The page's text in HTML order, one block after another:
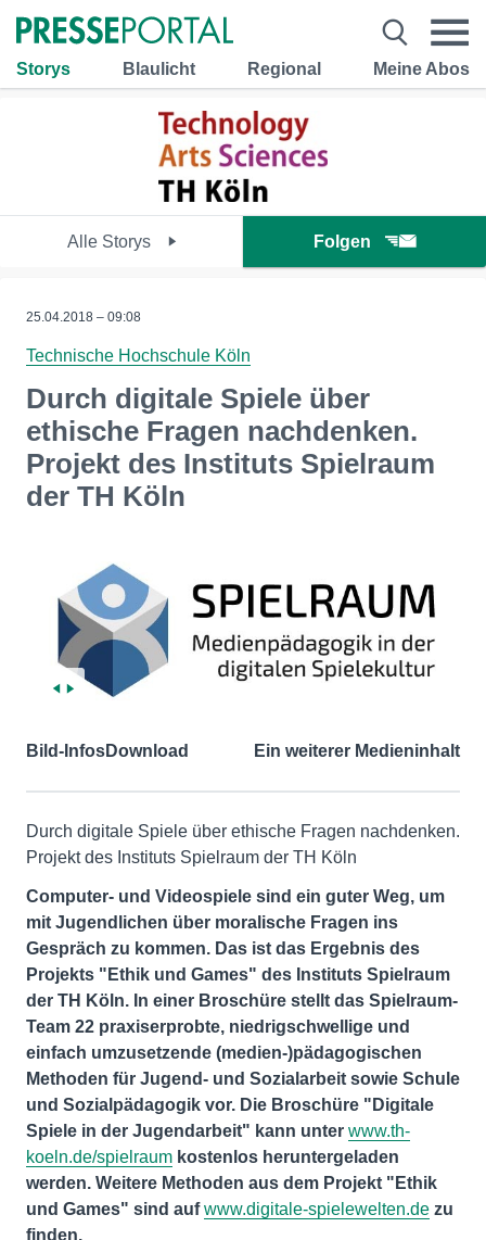
Storys Blaulicht Regional Meine Abos
Alle Storys Folgen
25.04.2018 – 09:08
Technische Hochschule Köln
Durch digitale Spiele über
ethische Fragen nachdenken.
Projekt des Instituts Spielraum
der TH Köln
Bild-InfosDownload Ein weiterer Medieninhalt
Durch digitale Spiele über ethische Fragen nachdenken.
Projekt des Instituts Spielraum der TH Köln
Computer- und Videospiele sind ein guter Weg, um
mit Jugendlichen über moralische Fragen ins
Gespräch zu kommen. Das ist das Ergebnis des
Projekts "Ethik und Games" des Instituts Spielraum
der TH Köln. In einer Broschüre stellt das Spielraum-
Team 22 praxiserprobte, niedrigschwellige und
einfach umzusetzende (medien-)pädagogischen
Methoden für Jugend- und Sozialarbeit sowie Schule
und Sozialpädagogik vor. Die Broschüre "Digitale
Spiele in der Jugendarbeit" kann unter www.th-
koeln.de/spielraum kostenlos heruntergeladen
werden. Weitere Methoden aus dem Projekt "Ethik
und Games" sind aufwww.digitale-spielewelten.de zu
finden.